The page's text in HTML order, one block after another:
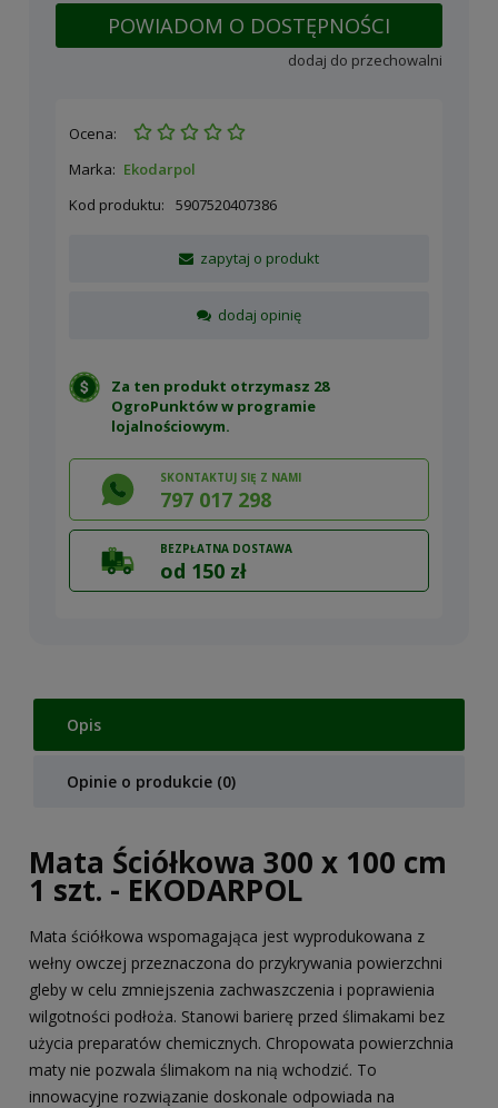
POWIADOM O DOSTĘPNOŚCI
dodaj do przechowalni
Ocena:
Marka: Ekodarpol
Kod produktu:
5907520407386
zapytaj o produkt
dodaj opinię
Za ten produkt otrzymasz 28
OgroPunktów w programie
lojalnościowym.
SKONTAKTUJ SIĘ Z NAMI
797 017 298
BEZPŁATNA DOSTAWA
od 150 zł
Opis
Opinie o produkcie (0)
Mata Ściółkowa 300 x 100 cm
1 szt. - EKODARPOL
Mata ściółkowa wspomagająca jest wyprodukowana z
wełny owczej przeznaczona do przykrywania powierzchni
gleby w celu zmniejszenia zachwaszczenia i poprawienia
wilgotności podłoża. Stanowi barierę przed ślimakami bez
użycia preparatów chemicznych. Chropowata powierzchnia
maty nie pozwala ślimakom na nią wchodzić. To
innowacyjne rozwiązanie doskonale odpowiada na